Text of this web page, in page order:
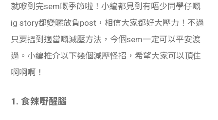
貸款
計數
理財
Gui
就嚟到完sem嘅季節啦！小編都見到有唔少同學仔嘅
ig story都變曬放負post，相信大家都好大壓力！不過
只要搵到適當嘅減壓方法，今個sem一定可以平安渡
過。小編推介以下幾個減壓怪招，希望大家可以頂住
啊啊啊！
1. 食辣嘢醒腦